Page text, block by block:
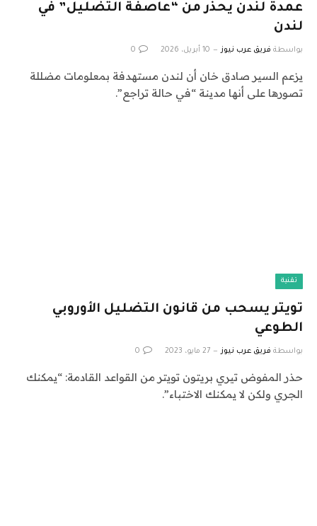
عمدة لندن يحذر من “عاصفة التضليل” في
لندن
بواسطة فريق عرب نيوز 10 أبريل، 2026 0
يزعم السير صادق خان أن لندن مستهدفة بمعلومات مضللة
تصورها على أنها مدينة “في حالة تراجع”.
تقنية
تويتر يسحب من قانون التضليل الأوروبي
الطوعي
بواسطة فريق عرب نيوز 27 مايو، 2023 0
حذر المفوض تيري بريتون تويتر من القواعد القادمة: “يمكنك
الجري ولكن لا يمكنك الاختباء”.